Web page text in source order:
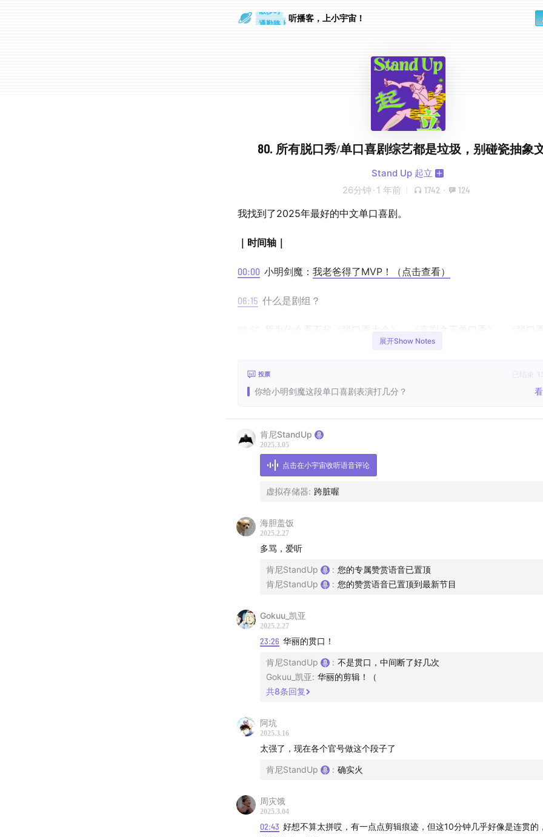
通勤路上
听播客，上小宇宙！
80. 所有脱口秀/单口喜剧综艺都是垃圾，别碰瓷抽象
Stand Up 起立
26分钟 · 1 年前 1742 · 124
我找到了2025年最好的中文单口喜剧。
｜时间轴｜
00:00 小明剑魔： 我老爸得了MVP！（点击查看）
06:15 什么是剧组？
我为什么看不起《脱口秀大会》，《喜剧之王单口季》，《脱口秀
10:30 张角：黄巾起义失败怎么不找找自己问题（点击查看）
16:25 什么是抽象文化？优缺点是什么？
｜歌单｜
The Horrors - Hologram，新专辑3月21号发布
｜相关人物&概念｜
小明剑魔，李赣，孙笑川，药水哥，丁真，王源，范小勤，良子，柯洁
电棍，山泥若，炫狗，东北雨姐，刀哥，虎哥，杀马特团长，刘建龙，
乔碧萝，昆山龙哥，Andy Kaufman，Bill Hicks，Kendrick Lamar
｜制作｜
策划/主播：肯尼
策划/剪辑/文案/宣发：肯尼、布基
展开Show Notes
投票 已结束
你给小明剑魔这段单口喜剧表演打几分？
肯尼StandUp
2025.3.05
点击在小宇宙收听语音评论
虚拟存储器: 跨脏喔
海胆盖饭
2025.2.27
多骂，爱听
肯尼StandUp : 您的专属赞赏语音已置顶
肯尼StandUp
: 您的赞赏语音已置顶到最新节目
Gokuu_凯亚
2025.2.27
23:26 华丽的贯口！
肯尼StandUp : 不是贯口，中间断了好几次
Gokuu_凯亚: 华丽的剪辑！（
共8条回复
阿坑
2025.3.16
太强了，现在各个官号做这个段子了
肯尼StandUp : 确实火
周灾饿
2025.3.04
02:43 好想不算太拼哎，有一点点剪辑痕迹，但这10分钟几乎好像是连贯的